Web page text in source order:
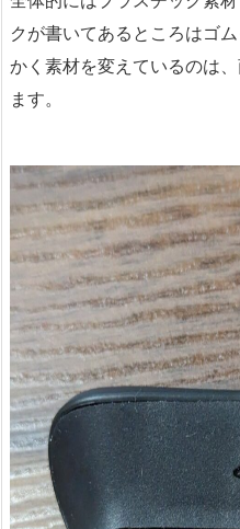
クが書いてあるところはゴ
かく素材を変えているのは
ます。